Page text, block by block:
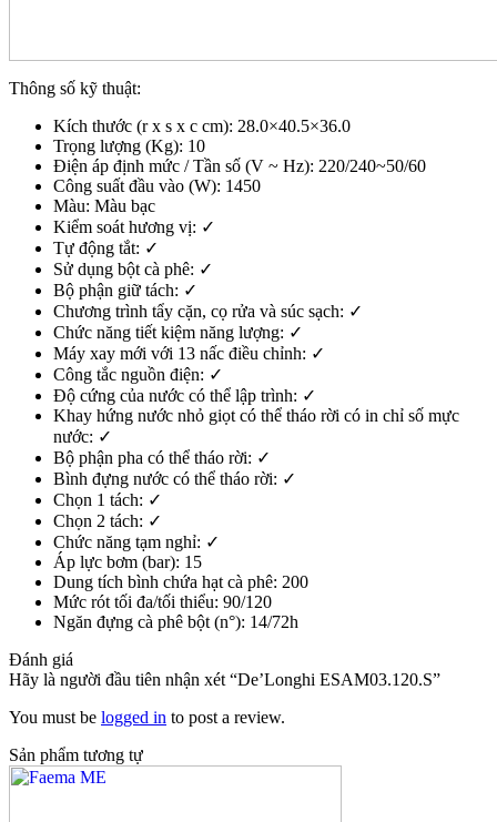
Thông số kỹ thuật:
Kích thước (r x s x c cm): 28.0×40.5×36.0
Trọng lượng (Kg): 10
Điện áp định mức / Tần số (V ~ Hz): 220/240~50/60
Công suất đầu vào (W): 1450
Màu: Màu bạc
Kiểm soát hương vị: ✓
Tự động tắt: ✓
Sử dụng bột cà phê: ✓
Bộ phận giữ tách: ✓
Chương trình tẩy cặn, cọ rửa và súc sạch: ✓
Chức năng tiết kiệm năng lượng: ✓
Máy xay mới với 13 nấc điều chỉnh: ✓
Công tắc nguồn điện: ✓
Độ cứng của nước có thể lập trình: ✓
Khay hứng nước nhỏ giọt có thể tháo rời có in chỉ số mực
nước: ✓
Bộ phận pha có thể tháo rời: ✓
Bình đựng nước có thể tháo rời: ✓
Chọn 1 tách: ✓
Chọn 2 tách: ✓
Chức năng tạm nghỉ: ✓
Áp lực bơm (bar): 15
Dung tích bình chứa hạt cà phê: 200
Mức rót tối đa/tối thiểu: 90/120
Ngăn đựng cà phê bột (n°): 14/72h
Đánh giá
Hãy là người đầu tiên nhận xét “De’Longhi ESAM03.120.S”
You must be logged in to post a review.
Sản phẩm tương tự